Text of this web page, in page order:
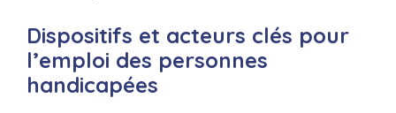
Dispositifs et acteurs clés pour
l’emploi des personnes
handicapées